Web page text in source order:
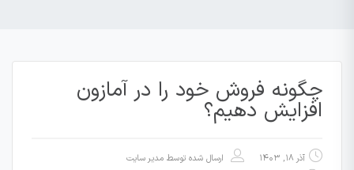
چگونه فروش خود را در آمازون
افزایش دهیم؟
آذر ۱۸, ۱۴۰۳ ارسال شده توسط مدیر سایت